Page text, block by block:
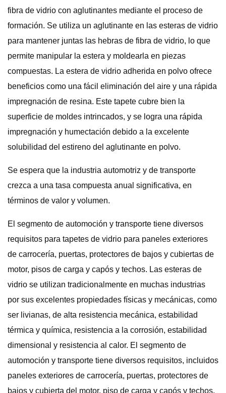
fibra de vidrio con aglutinantes mediante el proceso de
formación. Se utiliza un aglutinante en las esteras de vidrio
para mantener juntas las hebras de fibra de vidrio, lo que
permite manipular la estera y moldearla en piezas
compuestas. La estera de vidrio adherida en polvo ofrece
beneficios como una fácil eliminación del aire y una rápida
impregnación de resina. Este tapete cubre bien la
superficie de moldes intrincados, y se logra una rápida
impregnación y humectación debido a la excelente
solubilidad del estireno del aglutinante en polvo.
Se espera que la industria automotriz y de transporte
crezca a una tasa compuesta anual significativa, en
términos de valor y volumen.
El segmento de automoción y transporte tiene diversos
requisitos para tapetes de vidrio para paneles exteriores
de carrocería, puertas, protectores de bajos y cubiertas de
motor, pisos de carga y capós y techos. Las esteras de
vidrio se utilizan tradicionalmente en muchas industrias
por sus excelentes propiedades físicas y mecánicas, como
ser livianas, de alta resistencia mecánica, estabilidad
térmica y química, resistencia a la corrosión, estabilidad
dimensional y resistencia al calor. El segmento de
automoción y transporte tiene diversos requisitos, incluidos
paneles exteriores de carrocería, puertas, protectores de
bajos y cubierta del motor, piso de carga y capós y techos.